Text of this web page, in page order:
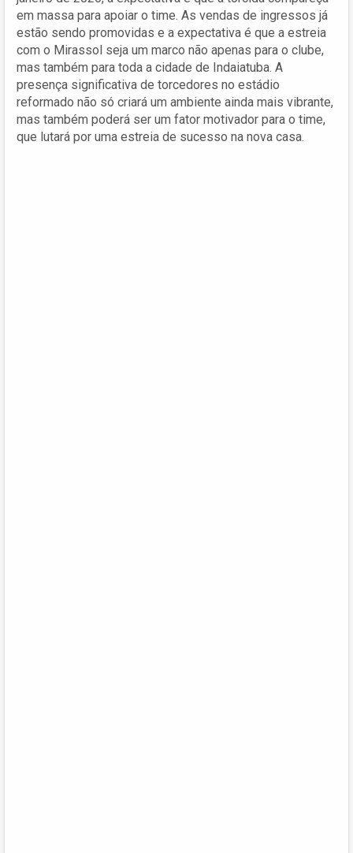
em massa para apoiar o time. As vendas de ingressos já
estão sendo promovidas e a expectativa é que a estreia
com o Mirassol seja um marco não apenas para o clube,
mas também para toda a cidade de Indaiatuba. A
presença significativa de torcedores no estádio
reformado não só criará um ambiente ainda mais vibrante,
mas também poderá ser um fator motivador para o time,
que lutará por uma estreia de sucesso na nova casa.